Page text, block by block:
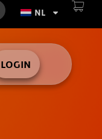
NL
LOGIN